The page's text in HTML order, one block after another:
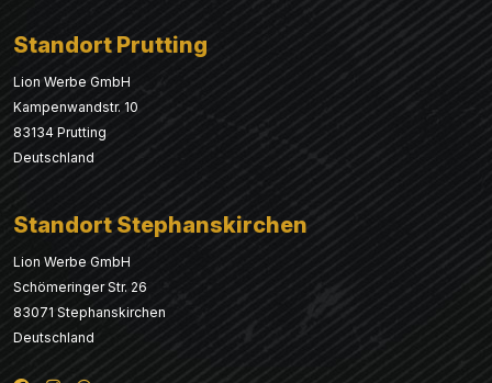
Standort Prutting
Lion Werbe GmbH
Kampenwandstr. 10
83134 Prutting
Deutschland
Standort Stephanskirchen
Lion Werbe GmbH
Schömeringer Str. 26
83071 Stephanskirchen
Deutschland